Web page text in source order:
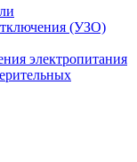
(УЗО)
электропитания